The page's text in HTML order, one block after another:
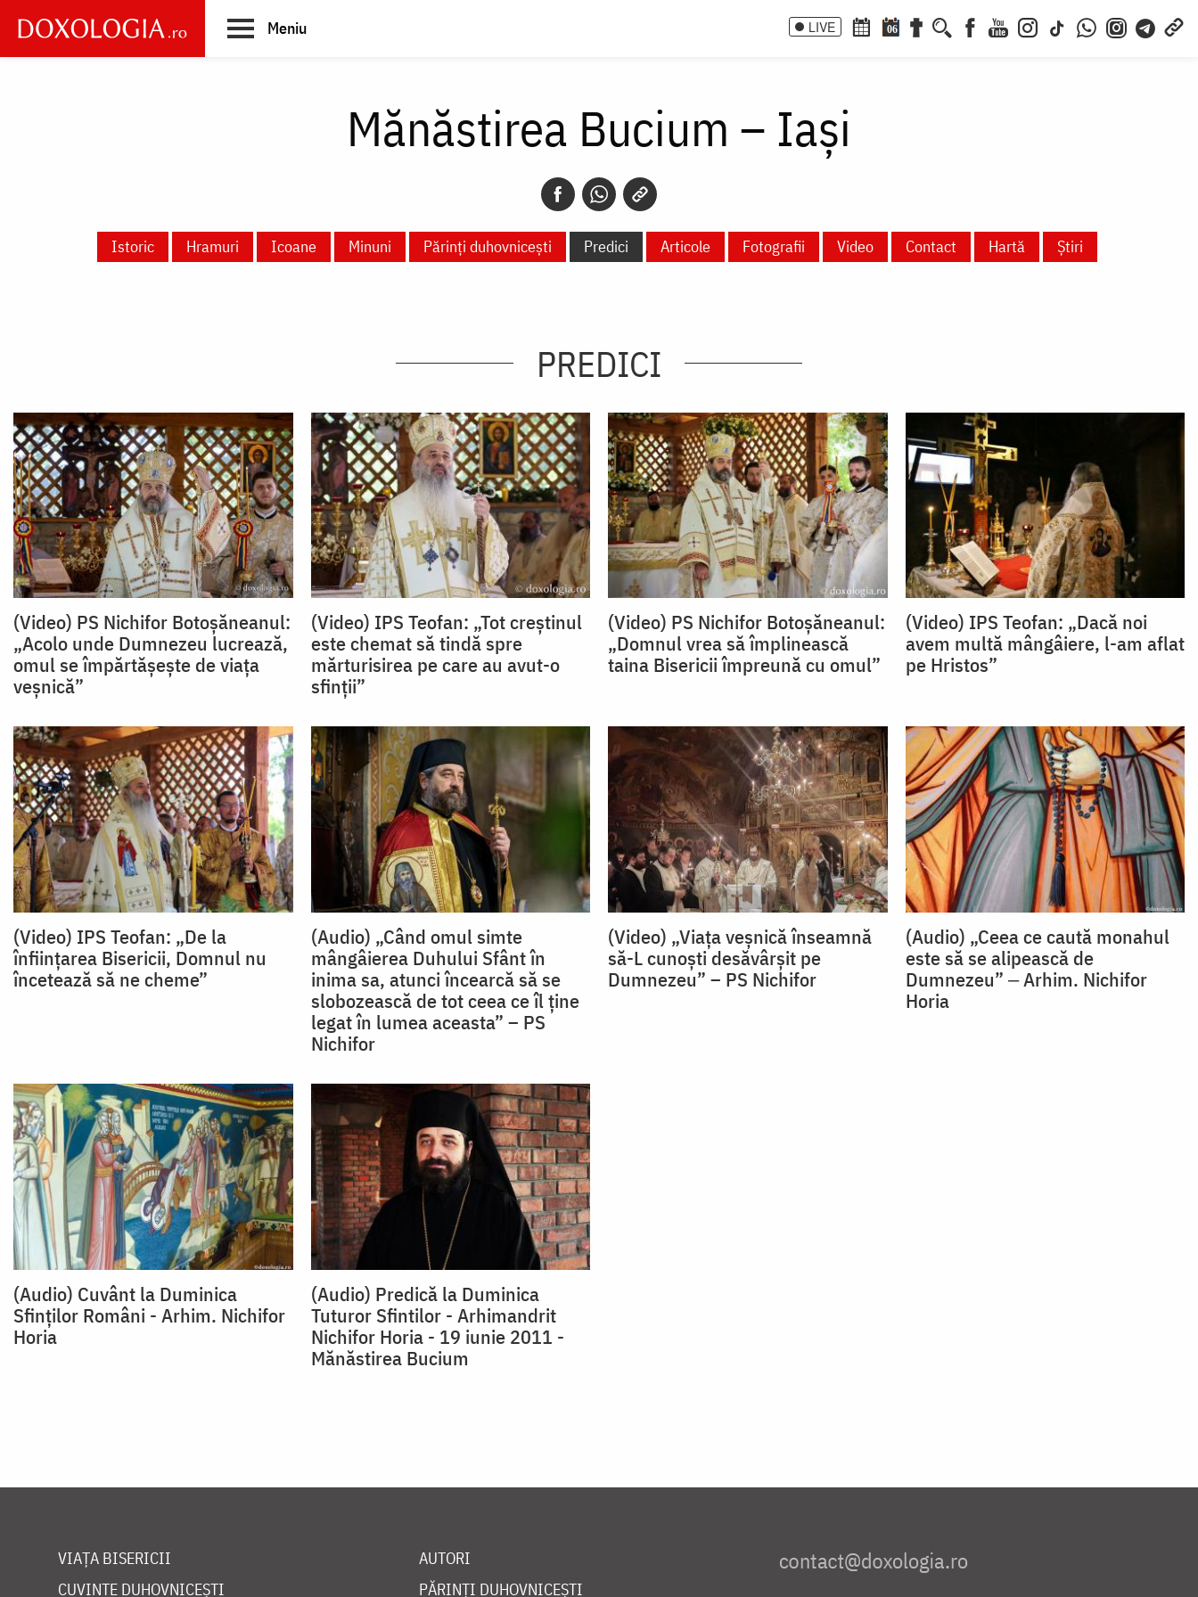
main
Meniu LIVE 06
Mănăstirea Bucium – Iași
Istoric Hramuri Icoane Minuni Părinți duhovnicești Predici Articole Fotografii Video Contact Hartă Știri
PREDICI
(Video) PS Nichifor Botoșăneanul:
„Acolo unde Dumnezeu lucrează,
omul se împărtășește de viața
veșnică”
(Video) IPS Teofan: „Tot creștinul
este chemat să tindă spre
mărturisirea pe care au avut-o
sfinții”
(Video) PS Nichifor Botoșăneanul:
„Domnul vrea să împlinească
taina Bisericii împreună cu omul”
(Video) IPS Teofan: „Dacă noi
avem multă mângâiere, l-am aflat
pe Hristos”
(Video) IPS Teofan: „De la
înființarea Bisericii, Domnul nu
încetează să ne cheme”
(Audio) „Când omul simte
mângâierea Duhului Sfânt în
inima sa, atunci încearcă să se
slobozească de tot ceea ce îl ține
legat în lumea aceasta” – PS
Nichifor
(Video) „Viața veșnică înseamnă
să-L cunoști desăvârșit pe
Dumnezeu” – PS Nichifor
(Audio) „Ceea ce caută monahul
este să se alipească de
Dumnezeu” ‒ Arhim. Nichifor
Horia
(Audio) Cuvânt la Duminica
Sfinților Români - Arhim. Nichifor
Horia
(Audio) Predică la Duminica
Tuturor Sfintilor - Arhimandrit
Nichifor Horia - 19 iunie 2011 -
Mănăstirea Bucium
VIAȚA BISERICII
CUVINTE DUHOVNICEȘTI
AUTORI
PĂRINȚI DUHOVNICEȘTI